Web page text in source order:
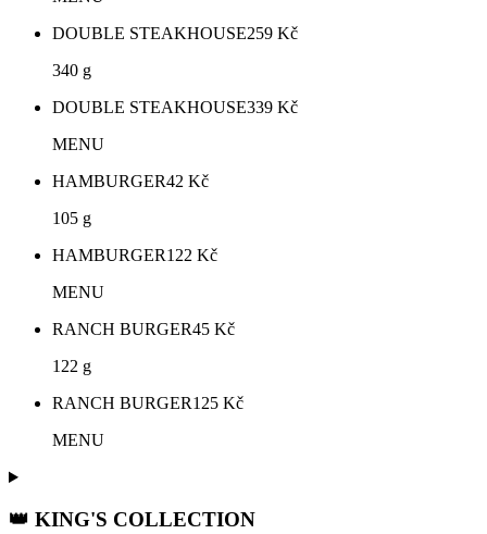
DOUBLE STEAKHOUSE259 Kč
340 g
DOUBLE STEAKHOUSE339 Kč
MENU
HAMBURGER42 Kč
105 g
HAMBURGER122 Kč
MENU
RANCH BURGER45 Kč
122 g
RANCH BURGER125 Kč
MENU
👑 KING'S COLLECTION